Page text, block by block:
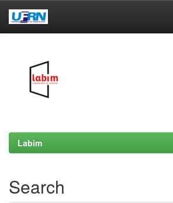
Labim
Search